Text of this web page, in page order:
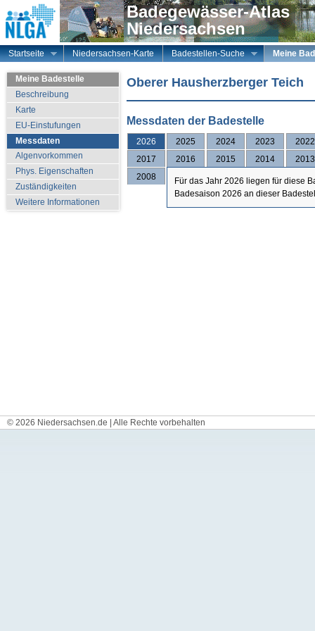
Badegewässer-Atlas
Niedersachsen
Startseite Niedersachsen-Karte Badestellen-Suche Meine
Meine Badestelle
Beschreibung
Karte
EU-Einstufungen
Messdaten
Algenvorkommen
Phys. Eigenschaften
Zuständigkeiten
Weitere Informationen
Oberer Hausherzberger Teich
Messdaten der Badestelle
2026 2025 2024 2023
2022
2017
2016 2015 2014
2013
2008
Für das Jahr 2026 liegen für diese
Badesaison 2026 an dieser
© 2026 Niedersachsen.de | Alle Rechte vorbehalten